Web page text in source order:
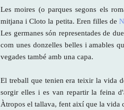
Les moires (o parques segons els
mitjana i Cloto la petita. Eren filles de
Les germanes són representades de
com unes donzelles belles i amables
vegades també amb una capa.
El treball que tenien era teixir la vida
sorgir elles i es van repartir la feina
Àtropos el tallava, fent així que la vida